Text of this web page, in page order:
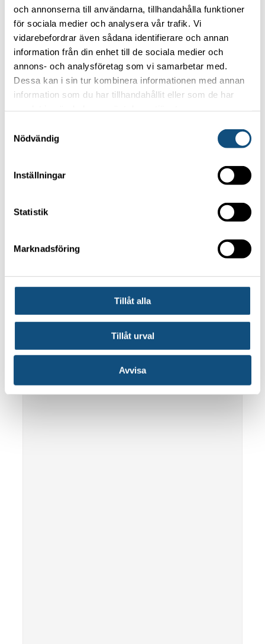
och annonserna till användarna, tillhandahålla funktioner
för sociala medier och analysera vår trafik. Vi
vidarebefordrar även sådana identifierare och annan
information från din enhet till de sociala medier och
annons- och analysföretag som vi samarbetar med.
Dessa kan i sin tur kombinera informationen med annan
information som du har tillhandahållit eller som de har
Nödvändig
Inställningar
Statistik
Marknadsföring
Tillåt alla
Tillåt urval
Avvisa
Poweredbyit